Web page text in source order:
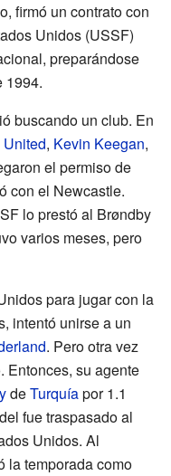
firmó un contrato con
Unidos (USSF)
preparándose
1994.
buscando un club. En
, Kevin Keegan,
el permiso de
con el Newcastle.
lo prestó al Brøndby
varios meses, pero
para jugar con la
intentó unirse a un
. Pero otra vez
Entonces, su agente
deTurquíapor 1.1
fue traspasado al
Unidos. Al
la temporada como